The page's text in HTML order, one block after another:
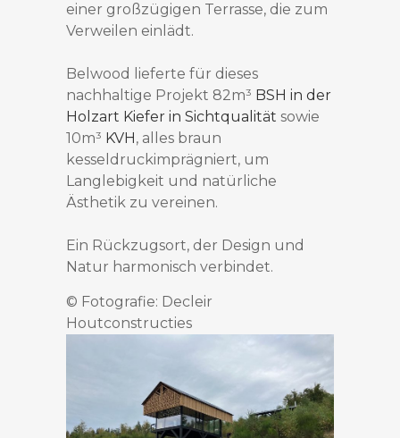
einer großzügigen Terrasse, die zum
Verweilen einlädt.
Belwood lieferte für dieses
nachhaltige Projekt 82m³ BSH in der
Holzart Kiefer in Sichtqualität sowie
10m³ KVH , alles braun
kesseldruckimprägniert, um
Langlebigkeit und natürliche
Ästhetik zu vereinen.
Ein Rückzugsort, der Design und
Natur harmonisch verbindet.
© Fotografie: Decleir
Houtconstructies